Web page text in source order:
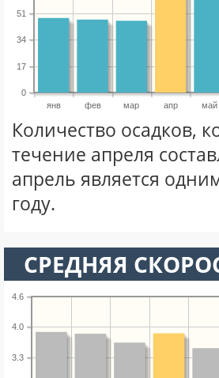
янв фев мар апр май
0
17
34
51
Количество осадков,
течение апреля
апрель является
году.
СРЕДНЯЯ
3.3
4.0
4.6